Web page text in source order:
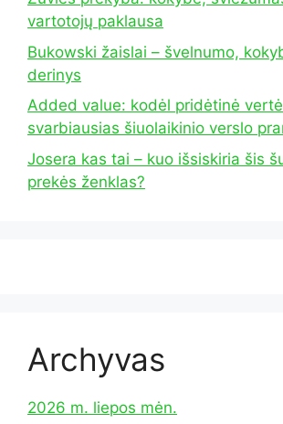
vartotojų paklausa
Bukowski žaislai – švelnumo,
derinys
Added value: kodėl pridėtinė
svarbiausias šiuolaikinio verslo
Josera kas tai – kuo išsiskiria šis
prekės ženklas?
Archyvas
2026 m. liepos mėn.